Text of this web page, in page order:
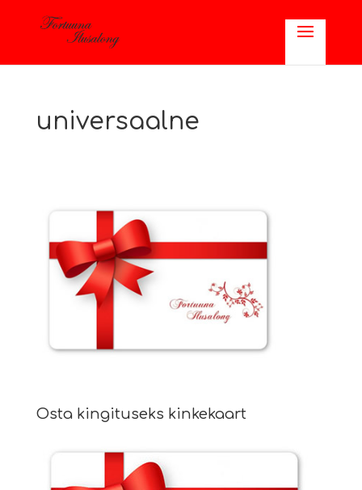
universaalne
Osta kingituseks kinkekaart